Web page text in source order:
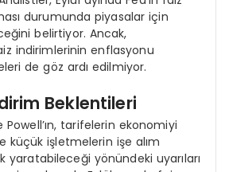
durumunda piyasalar için
belirtiyor. Ancak,
indirimlerinin enflasyonu
de göz ardı edilmiyor.
Beklentileri
Powell’ın, tarifelerin ekonomiyi
küçük işletmelerin işe alım
yaratabileceği yönündeki uyarıları